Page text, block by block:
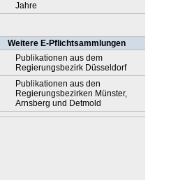
Jahre
Weitere E-Pflichtsammlungen
Publikationen aus dem
Regierungsbezirk Düsseldorf
Publikationen aus den
Regierungsbezirken Münster,
Arnsberg und Detmold